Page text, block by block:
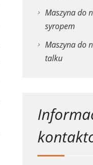
Maszyna do
syropem
Maszyna do
talku